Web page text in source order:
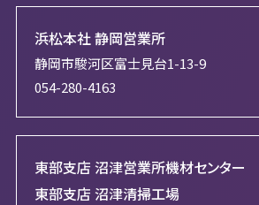
浜松本社 静岡営業所
静岡市駿河区富士見台1-13-9
054-280-4163
東部支店 沼津営業所機材センター
東部支店 沼津清掃工場